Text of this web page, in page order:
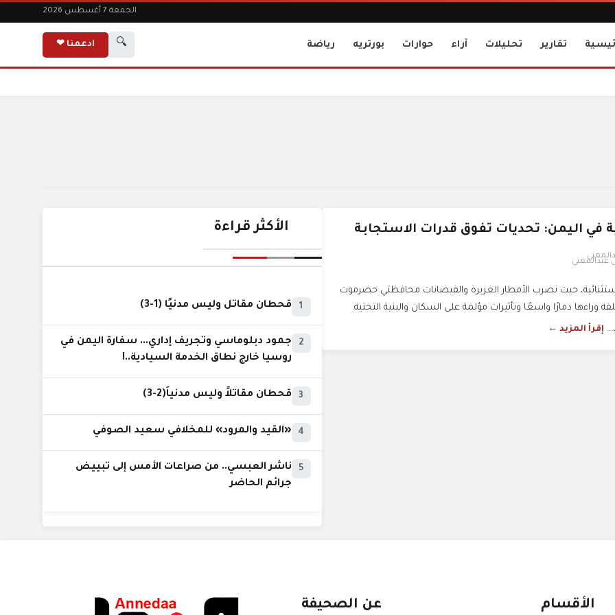
الجمعة 7 أغسطس 2026
تقارير تحليلات آراء حوارات بورتريه رياضة 🔍 ادعمنا ❤
في اليمن: تحديات تفوق قدرات الاستجابة
عبدالمغني
حيث تضرب الأمطار الغزيرة والفيضانات محافظتي حضرموت
وراءها دمارًا واسعًا وتأثيرات مؤلمة على السكان والبنية التحتية.
إقرأ المزيد ←
الأكثر قراءة
1 قحطان مقاتل وليس مدنيًا (1-3)
2
جمود دبلوماسي وتجريف إداري... سفارة اليمن في
روسيا خارج نطاق الخدمة السيادية..!
3 قحطان مقاتلاً وليس مدنياً(2-3)
4 «القيد والمرود» للمخلافي سعيد الصوفي
5
ناشر العبسي.. من صراعات الأمس إلى تبييض
جرائم الحاضر
الأقسام عن الصحيفة